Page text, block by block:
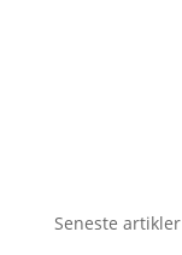
Seneste artikler